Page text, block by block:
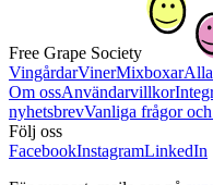
Free Grape Society
VingårdarVinerMixboxar
Om ossAnvändarvillkor
nyhetsbrevVanliga frågor
Följ oss
FacebookInstagramLinkedIn